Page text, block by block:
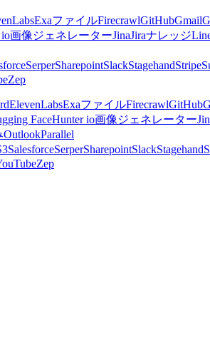
ExaファイルFirecrawlGitHubGmail
画像ジェネレーターJinaJiraナレッジ
SerperSharepointSlackStagehandStripe
Zep
ElevenLabsExaファイルFirecrawlGitHub
FaceHunter io画像ジェネレーター
OutlookParallel
SalesforceSerperSharepointSlackStagehand
Zep